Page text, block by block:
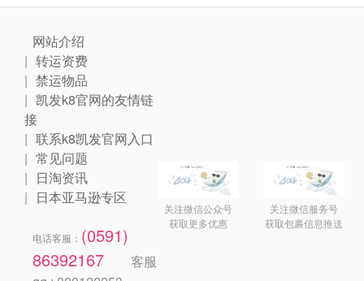
网站介绍
转运资费
禁运物品
凯发k8官网的友情链
接
联系k8凯发官网入口
常见问题
日淘资讯
日本亚马逊专区
电话客服： (0591)
86392167
客服
关注微信公众号
获取更多优惠
关注微信服务号
获取包裹信息推送